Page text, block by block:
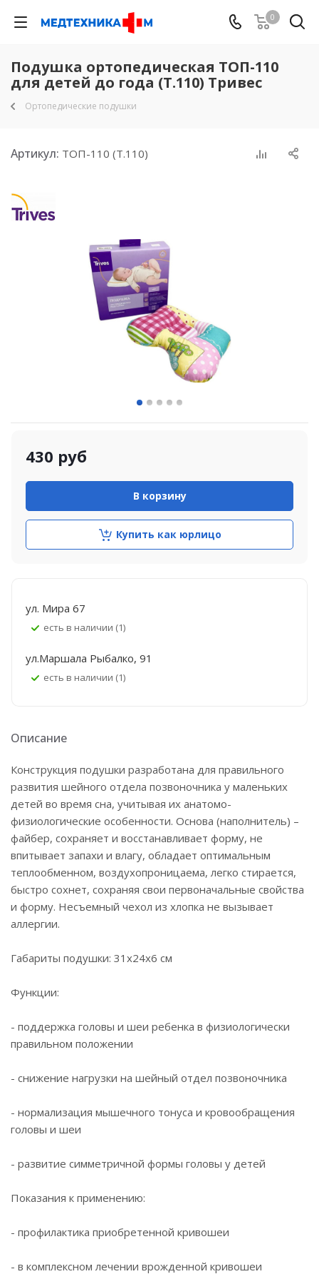
0
Подушка ортопедическая ТОП-110
для детей до года (Т.110) Тривес
Ортопедические подушки
Артикул: ТОП-110 (Т.110)
430 руб
В корзину
Купить как юрлицо
ул. Мира 67
Есть в наличии (1)
ул.Маршала Рыбалко, 91
Есть в наличии (1)
Описание
Конструкция подушки разработана для правильного
развития шейного отдела позвоночника у маленьких
детей во время сна, учитывая их анатомо-
физиологические особенности. Основа (наполнитель) –
файбер, сохраняет и восстанавливает форму, не
впитывает запахи и влагу, обладает оптимальным
теплообменном, воздухопроницаема, легко стирается,
быстро сохнет, сохраняя свои первоначальные свойства
и форму. Несъемный чехол из хлопка не вызывает
аллергии.
Габариты подушки: 31х24х6 см
Функции:
- поддержка головы и шеи ребенка в физиологически
правильном положении
- снижение нагрузки на шейный отдел позвоночника
- нормализация мышечного тонуса и кровообращения
головы и шеи
- развитие симметричной формы головы у детей
Показания к применению:
- профилактика приобретенной кривошеи
- в комплексном лечении врожденной кривошеи